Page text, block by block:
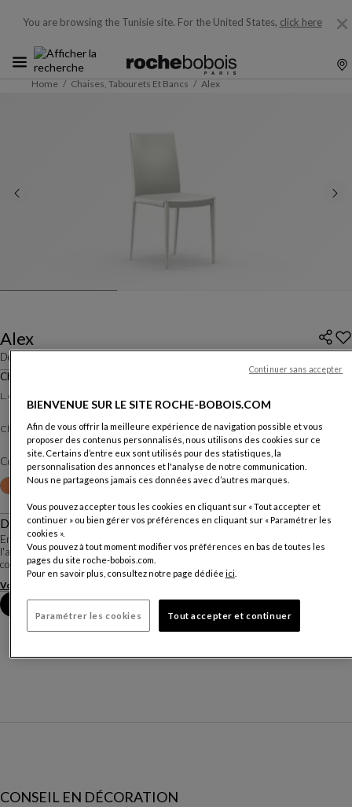
You are browsing the Tunisie site. For the United States, click here
Home Chaises, Tabourets Et Bancs Alex
Alex
Design
Chaise
L. 44 X H. 89 X P. 51 Cm
Chaise :Refente de Cuir
Coloris :
Grigio Ghiaccio
+20
Autres coloris
Description
En refente de cuir de pied en cap, la chaise Alex se caractérise par
l'assemblage des pièces de cuir à l'arrière du dossier, réalisé en deux lignes de
coutures bord à bord.
Voir plus
Prendre rendez-vous en magasin
CONSEIL EN DÉCORATION
BIENVENUE SUR LE SITE ROCHE-BOBOIS.COM
Afin de vous offrir la meilleure expérience de navigation possible et vous
proposer des contenus personnalisés, nous utilisons des cookies sur ce
site. Certains d’entre eux sont utilisés pour des statistiques, la
personnalisation des annonces et l'analyse de notre communication.
Nous ne partageons jamais ces données avec d’autres marques.
Vous pouvez accepter tous les cookies en cliquant sur « Tout accepter et
continuer » ou bien gérer vos préférences en cliquant sur « Paramétrer les
cookies ».
Vous pouvez à tout moment modifier vos préférences en bas de toutes les
pages du site roche-bobois.com.
Pour en savoir plus, consultez notre page dédiée ici.
Paramétrer les cookies Tout accepter et continuer
Continuer sans accepter